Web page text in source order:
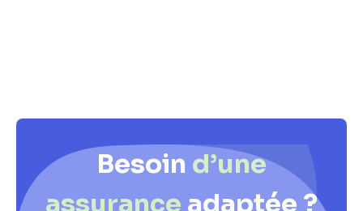
Besoin d’une
assurance adaptée ?